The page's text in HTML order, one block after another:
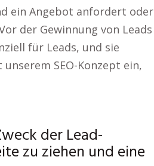
ein Angebot anfordert oder
der Gewinnung von Leads
für Leads, und sie
SEO-Konzept ein,
der Lead-
zu ziehen und eine